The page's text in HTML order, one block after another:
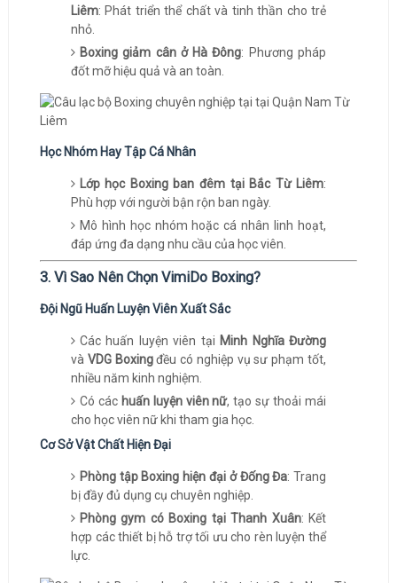
Liêm: Phát triển thể chất và tinh thần cho trẻ
nhỏ.
Boxing giảm cân ở Hà Đông: Phương pháp
đốt mỡ hiệu quả và an toàn.
Học Nhóm Hay Tập Cá Nhân
Lớp học Boxing ban đêm tại Bắc Từ Liêm:
Phù hợp với người bận rộn ban ngày.
Mô hình học nhóm hoặc cá nhân linh hoạt,
đáp ứng đa dạng nhu cầu của học viên.
3. Vì Sao Nên Chọn VimiDo Boxing?
Đội Ngũ Huấn Luyện Viên Xuất Sắc
Các huấn luyện viên tại Minh Nghĩa Đường
và VDG Boxingđều có nghiệp vụ sư phạm tốt,
nhiều năm kinh nghiệm.
Có các huấn luyện viên nữ, tạo sự thoải mái
cho học viên nữ khi tham gia học.
Cơ Sở Vật Chất Hiện Đại
Phòng tập Boxing hiện đại ở Đống Đa: Trang
bị đầy đủ dụng cụ chuyên nghiệp.
Phòng gym có Boxing tại Thanh Xuân: Kết
hợp các thiết bị hỗ trợ tối ưu cho rèn luyện thể
lực.